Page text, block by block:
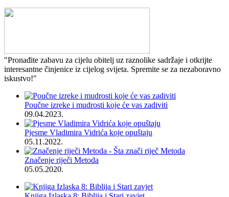
"Pronađite zabavu za cijelu obitelj uz raznolike sadržaje i otkrijte
interesantne činjenice iz cijelog svijeta. Spremite se za nezaboravno
iskustvo!"
Poučne izreke i mudrosti koje će vas zadiviti
09.04.2023.
Pjesme Vladimira Vidrića koje opuštaju
05.11.2022.
Značenje riječi Metoda
05.05.2020.